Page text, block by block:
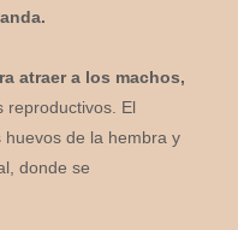
atraer a los machos,
reproductivos. El
de la hembra y
donde se